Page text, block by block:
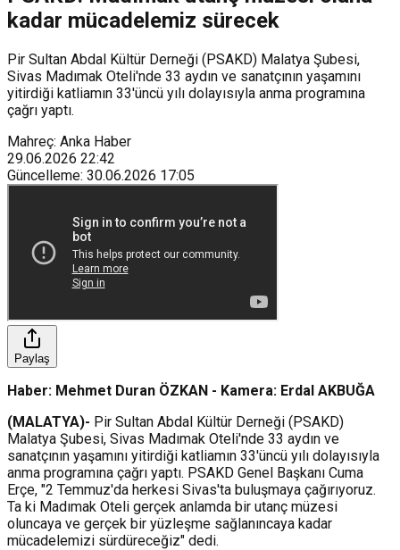
kadar mücadelemiz sürecek
Pir Sultan Abdal Kültür Derneği (PSAKD) Malatya Şubesi,
Sivas Madımak Oteli'nde 33 aydın ve sanatçının yaşamını
yitirdiği katliamın 33'üncü yılı dolayısıyla anma programına
çağrı yaptı.
Mahreç: Anka Haber
29.06.2026 22:42
Güncelleme: 30.06.2026 17:05
Paylaş
Haber: Mehmet Duran ÖZKAN - Kamera: Erdal AKBUĞA
(MALATYA)- Pir Sultan Abdal Kültür Derneği (PSAKD)
Malatya Şubesi, Sivas Madımak Oteli'nde 33 aydın ve
sanatçının yaşamını yitirdiği katliamın 33'üncü yılı dolayısıyla
anma programına çağrı yaptı. PSAKD Genel Başkanı Cuma
Erçe, "2 Temmuz'da herkesi Sivas'ta buluşmaya çağırıyoruz.
Ta ki Madımak Oteli gerçek anlamda bir utanç müzesi
oluncaya ve gerçek bir yüzleşme sağlanıncaya kadar
mücadelemizi sürdüreceğiz" dedi.